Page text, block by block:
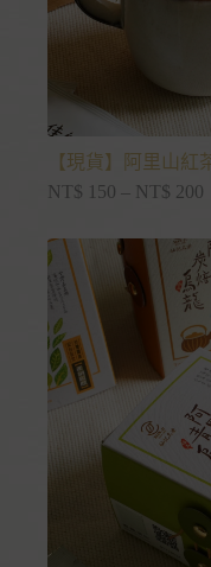
【現貨】阿里山
NT$ 150 – NT$ 200